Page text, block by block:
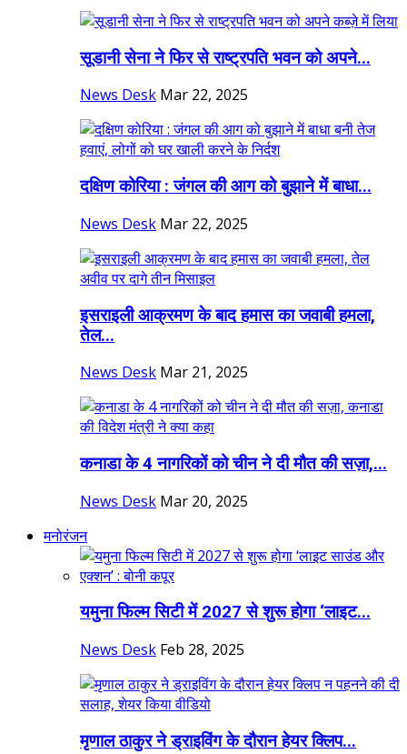
सूडानी सेना ने फिर से राष्ट्रपति भवन को अपने...
News Desk Mar 22, 2025
दक्षिण कोरिया : जंगल की आग को बुझाने में बाधा...
News Desk Mar 22, 2025
इसराइली आक्रमण के बाद हमास का जवाबी हमला,
तेल...
News Desk Mar 21, 2025
कनाडा के 4 नागरिकों को चीन ने दी मौत की सज़ा,...
News Desk Mar 20, 2025
मनोरंजन
यमुना फिल्म सिटी में 2027 से शुरू होगा ‘लाइट...
News Desk Feb 28, 2025
मृणाल ठाकुर ने ड्राइविंग के दौरान हेयर क्लिप...